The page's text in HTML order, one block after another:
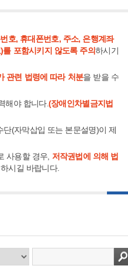
호, 휴대폰번호, 주소, 은행계좌
포함시키지 않도록 주의하시기
관련 법령에 따라 처분을 받을 수
해야 합니다.(장애인차별금지법
(자막삽입 또는 본문설명)이 제
사용할 경우, 저작권법에 의해 법
시길 바랍니다.